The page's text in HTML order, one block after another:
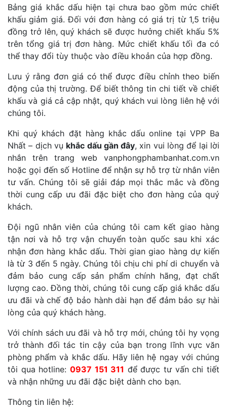
Bảng giá khắc dấu hiện tại chưa bao gồm mức chiết
khấu giảm giá. Đối với đơn hàng có giá trị từ 1,5 triệu
đồng trở lên, quý khách sẽ được hưởng chiết khấu 5%
trên tổng giá trị đơn hàng. Mức chiết khấu tối đa có
thể thay đổi tùy thuộc vào điều khoản của hợp đồng.
Lưu ý rằng đơn giá có thể được điều chỉnh theo biến
động của thị trường. Để biết thông tin chi tiết về chiết
khấu và giá cả cập nhật, quý khách vui lòng liên hệ với
chúng tôi.
Khi quý khách đặt hàng khắc dấu online tại VPP Ba
Nhất – dịch vụ khắc dấu gần đây, xin vui lòng để lại lời
nhắn trên trang web vanphongphambanhat.com.vn
hoặc gọi đến số Hotline để nhận sự hỗ trợ từ nhân viên
tư vấn. Chúng tôi sẽ giải đáp mọi thắc mắc và đồng
thời cung cấp ưu đãi đặc biệt cho đơn hàng của quý
khách.
Đội ngũ nhân viên của chúng tôi cam kết giao hàng
tận nơi và hỗ trợ vận chuyển toàn quốc sau khi xác
nhận đơn hàng khắc dấu. Thời gian giao hàng dự kiến
là từ 3 đến 5 ngày. Chúng tôi chịu chi phí di chuyển và
đảm bảo cung cấp sản phẩm chính hãng, đạt chất
lượng cao. Đồng thời, chúng tôi cung cấp giá khắc dấu
ưu đãi và chế độ bảo hành dài hạn để đảm bảo sự hài
lòng của quý khách hàng.
Với chính sách ưu đãi và hỗ trợ mới, chúng tôi hy vọng
trở thành đối tác tin cậy của bạn trong lĩnh vực văn
phòng phẩm và khắc dấu. Hãy liên hệ ngay với chúng
tôi qua hotline: 0937 151 311 để được tư vấn chi tiết
và nhận những ưu đãi đặc biệt dành cho bạn.
Thông tin liên hệ: